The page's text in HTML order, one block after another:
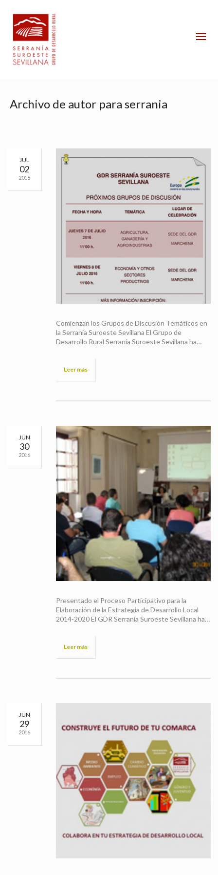
Archivo de autor para serrania
JUL
02
2016
Comienzan los Grupos de Discusión Temáticos en
la Serranía Suroeste Sevillana El Grupo de
Desarrollo Rural Serranía Suroeste Sevillana ha…
Leer más
JUN
30
2016
Presentado el Proceso Participativo para la
Elaboración de la Estrategia de Desarrollo Local
2014-2020 El GDR Serranía Suroeste Sevillana ha…
Leer más
JUN
29
2016